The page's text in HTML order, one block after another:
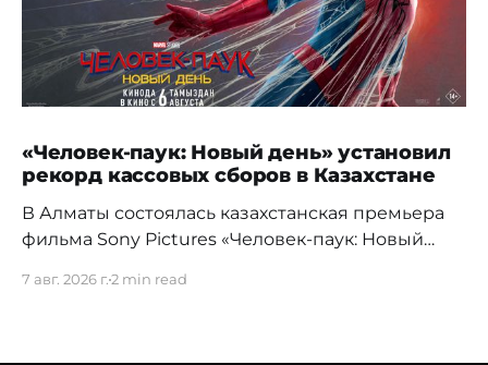
«Человек-паук: Новый день» установил
рекорд кассовых сборов в Казахстане
В Алматы состоялась казахстанская премьера
фильма Sony Pictures «Человек-паук: Новый
7 авг. 2026 г.2 min read